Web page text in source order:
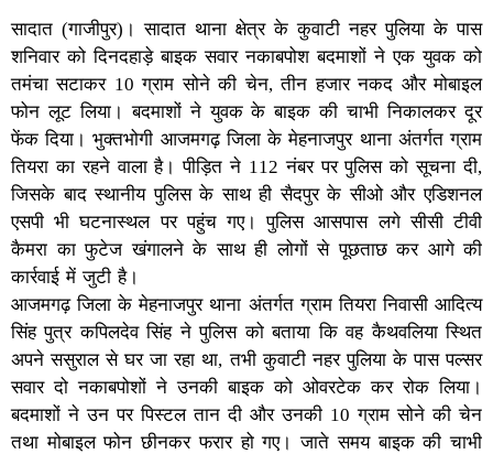
सादात (गाजीपुर)। सादात थाना क्षेत्र के कुवाटी नहर पुलिया के पास
शनिवार को दिनदहाड़े बाइक सवार नकाबपोश बदमाशों ने एक युवक को
तमंचा सटाकर 10 ग्राम सोने की चेन, तीन हजार नकद और मोबाइल
फोन लूट लिया। बदमाशों ने युवक के बाइक की चाभी निकालकर दूर
फेंक दिया। भुक्तभोगी आजमगढ़ जिला के मेहनाजपुर थाना अंतर्गत ग्राम
तियरा का रहने वाला है। पीड़ित ने 112 नंबर पर पुलिस को सूचना दी,
जिसके बाद स्थानीय पुलिस के साथ ही सैदपुर के सीओ और एडिशनल
एसपी भी घटनास्थल पर पहुंच गए। पुलिस आसपास लगे सीसी टीवी
कैमरा का फुटेज खंगालने के साथ ही लोगों से पूछताछ कर आगे की
कार्रवाई में जुटी है।
आजमगढ़ जिला के मेहनाजपुर थाना अंतर्गत ग्राम तियरा निवासी आदित्य
सिंह पुत्र कपिलदेव सिंह ने पुलिस को बताया कि वह कैथवलिया स्थित
अपने ससुराल से घर जा रहा था, तभी कुवाटी नहर पुलिया के पास पल्सर
सवार दो नकाबपोशों ने उनकी बाइक को ओवरटेक कर रोक लिया।
बदमाशों ने उन पर पिस्टल तान दी और उनकी 10 ग्राम सोने की चेन
तथा मोबाइल फोन छीनकर फरार हो गए। जाते समय बाइक की चाभी